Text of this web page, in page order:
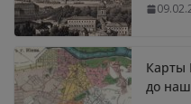
Карты
до